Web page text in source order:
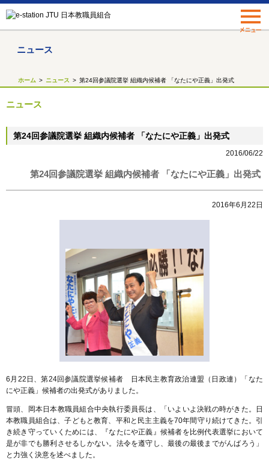
ニュース
ホーム ニュース 第24回参議院選挙 組織内候補者 「なたにや正義」出発式
ニュース
第24回参議院選挙 組織内候補者 「なたにや正義」出発式
2016/06/22
第24回参議院選挙 組織内候補者 「なたにや正義」出発式
2016年6月22日
6月22日、第24回参議院選挙候補者 日本民主教育政治連盟（日政連）「なた
にや正義」候補者の出発式がありました。
冒頭、岡本日本教職員組合中央執行委員長は、「いよいよ決戦の時がきた。日
本教職員組合は、子どもと教育、平和と民主主義を70年間守り続けてきた。引
き続き守っていくためには、『なたにや正義』候補者を比例代表選挙において
是が非でも勝利させるしかない。法令を遵守し、最後の最後までがんばろう」
と力強く決意を述べました。